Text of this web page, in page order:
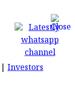
Investors